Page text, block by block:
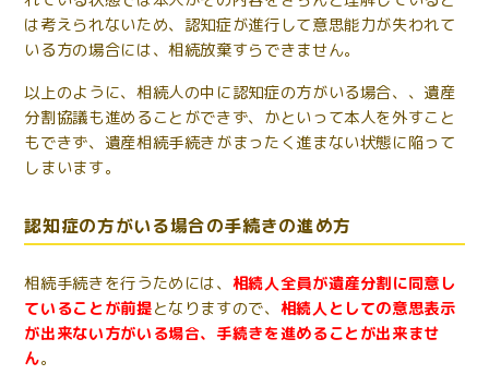
は考えられないため、認知症が進行して意思能力が失われて
いる方の場合には、相続放棄すらできません。
以上のように、相続人の中に認知症の方がいる場合、、遺産
分割協議も進めることができず、かといって本人を外すこと
もできず、遺産相続手続きがまったく進まない状態に陥って
しまいます。
認知症の方がいる場合の手続きの進め方
相続手続きを行うためには、 相続人全員が遺産分割に同意し
ていることが前提となりますので、 相続人としての意思表示
が出来ない方がいる場合、手続きを進めることが出来ませ
ん。